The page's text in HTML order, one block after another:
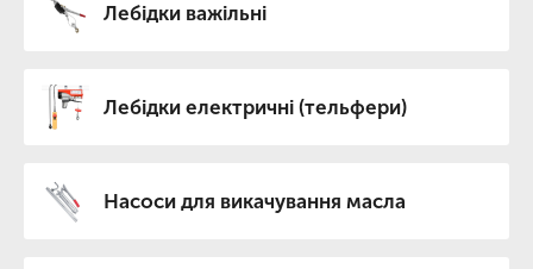
Лебідки важільні
Лебідки електричні (тельфери)
Насоси для викачування масла